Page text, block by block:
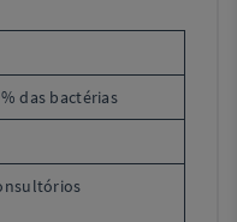
das bactérias